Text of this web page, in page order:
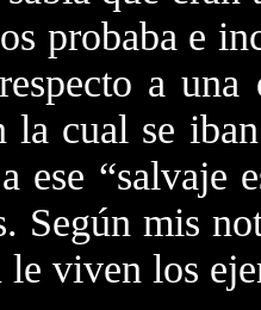
probaba e
a
la cual se
ese “salvaje
Según mis
le viven los